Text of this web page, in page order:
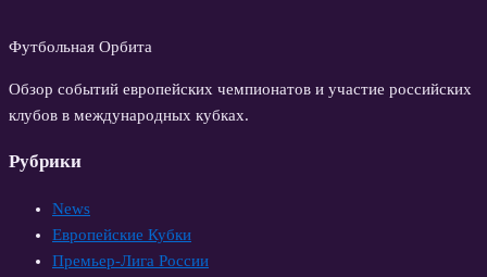
Футбольная Орбита
Обзор событий европейских чемпионатов и участие российских
клубов в международных кубках.
Рубрики
News
Европейские Кубки
Премьер-Лига России